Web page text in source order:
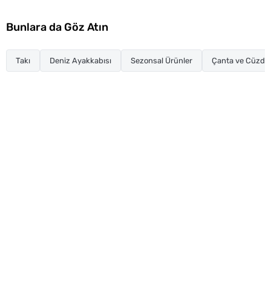
Bunlara da Göz Atın
Takı Deniz Ayakkabısı Sezonsal Ürünler Çanta ve